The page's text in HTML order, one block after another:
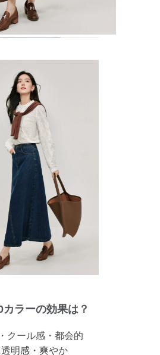
ラーの効果は？
クール感・都会的
明感・爽やか